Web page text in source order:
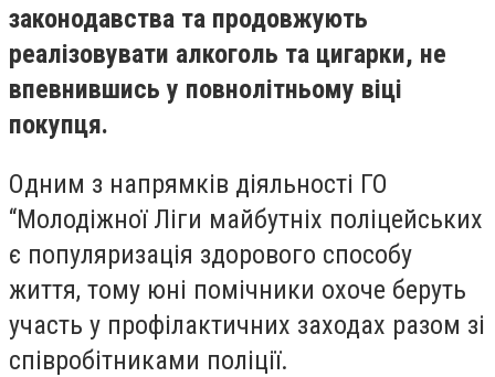
законодавства та продовжують
реалізовувати алкоголь та цигарки, не
впевнившись у повнолітньому віці
покупця.
Одним з напрямків діяльності ГО
“Молодіжної Ліги майбутніх поліцейських
є популяризація здорового способу
життя, тому юні помічники охоче беруть
участь у профілактичних заходах разом зі
співробітниками поліції.